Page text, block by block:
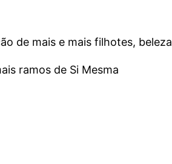
de mais e mais filhotes, beleza
ramos de Si Mesma